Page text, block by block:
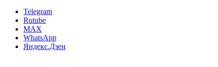
Telegram
Rutube
MAX
WhatsApp
Яндекс.Дзен